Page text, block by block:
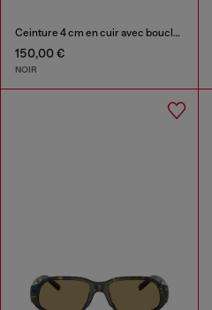
Ceinture 4 cm en cuir avec boucle en D ovale
150,00 €
NOIR